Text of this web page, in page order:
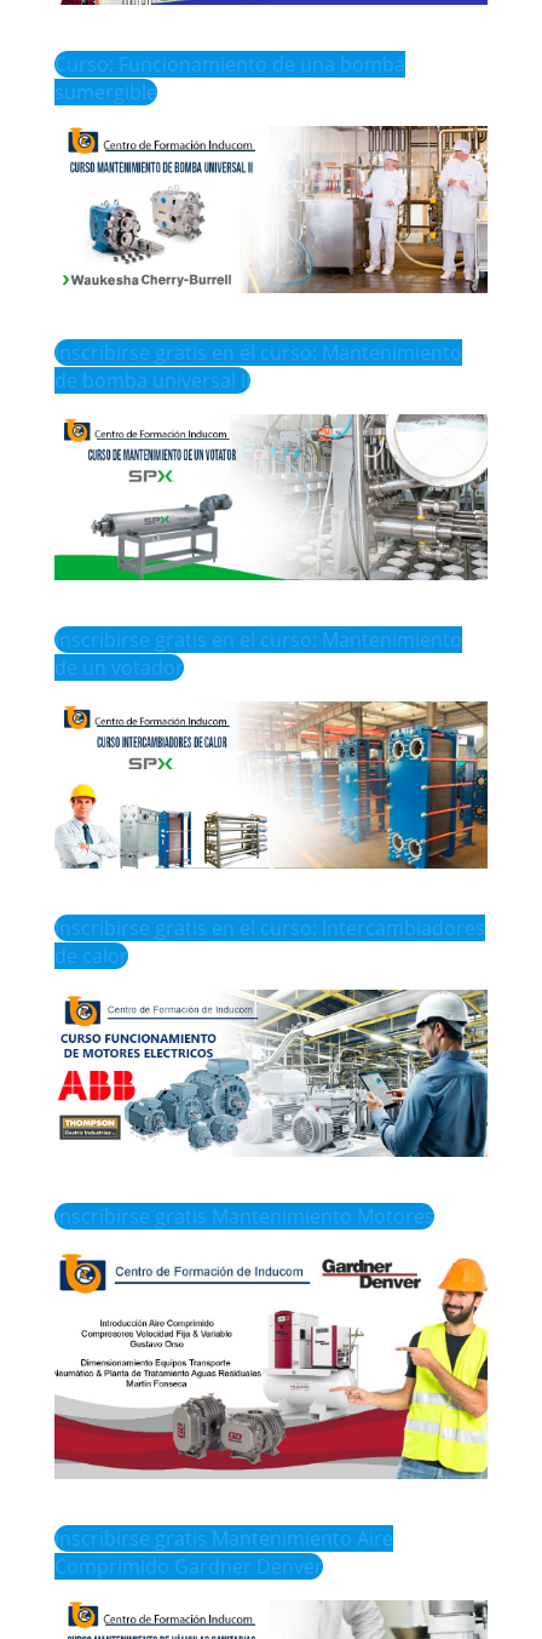
Curso: Funcionamiento de una bomba
sumergible
Inscribirse gratis en el curso: Mantenimiento
de bomba universal II
Inscribirse gratis en el curso: Mantenimiento
de un votador
Inscribirse gratis en el curso: Intercambiadores
de calor
Inscribirse gratis Mantenimiento Motores
Inscribirse gratis Mantenimiento Aire
Comprimido Gardner Denver